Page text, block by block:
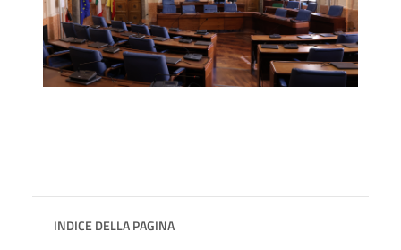
INDICE DELLA PAGINA